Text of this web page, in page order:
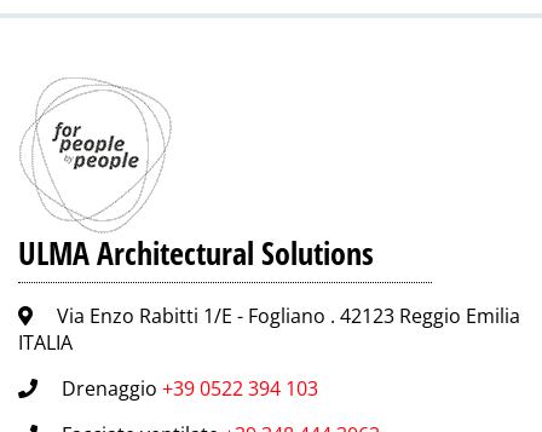
ULMA Architectural Solutions
Via Enzo Rabitti 1/E - Fogliano . 42123 Reggio Emilia
ITALIA
Drenaggio +39 0522 394 103